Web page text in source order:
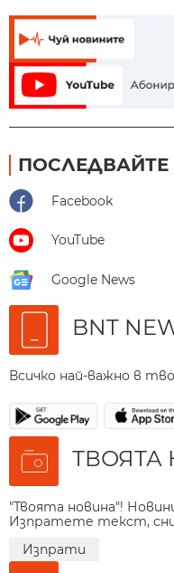
ПОСЛЕДВАЙТЕ
Facebook
YouTube
Google News
BNT
Всичко най-важно в
"Твоята новина"!
Изпратете текст,
Изпрати